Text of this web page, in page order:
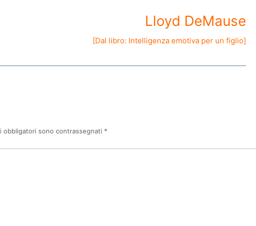
Lloyd DeMause
[Dal libro: Intelligenza emotiva per un figlio]
obbligatori sono contrassegnati *